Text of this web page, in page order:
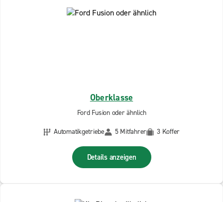
Oberklasse
Ford Fusion oder ähnlich
Automatikgetriebe
5 Mitfahrer 3 Koffer
Details anzeigen